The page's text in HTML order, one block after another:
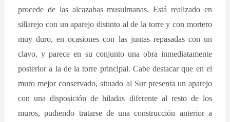
procede de las alcazabas musulmanas. Está realizado en
sillarejo con un aparejo distinto al de la torre y con mortero
muy duro, en ocasiones con las juntas repasadas con un
clavo, y parece en su conjunto una obra inmediatamente
posterior a la de la torre principal. Cabe destacar que en el
muro mejor conservado, situado al Sur presenta un aparejo
con una disposición de hiladas diferente al resto de los
muros, pudiendo tratarse de una construcción anterior a